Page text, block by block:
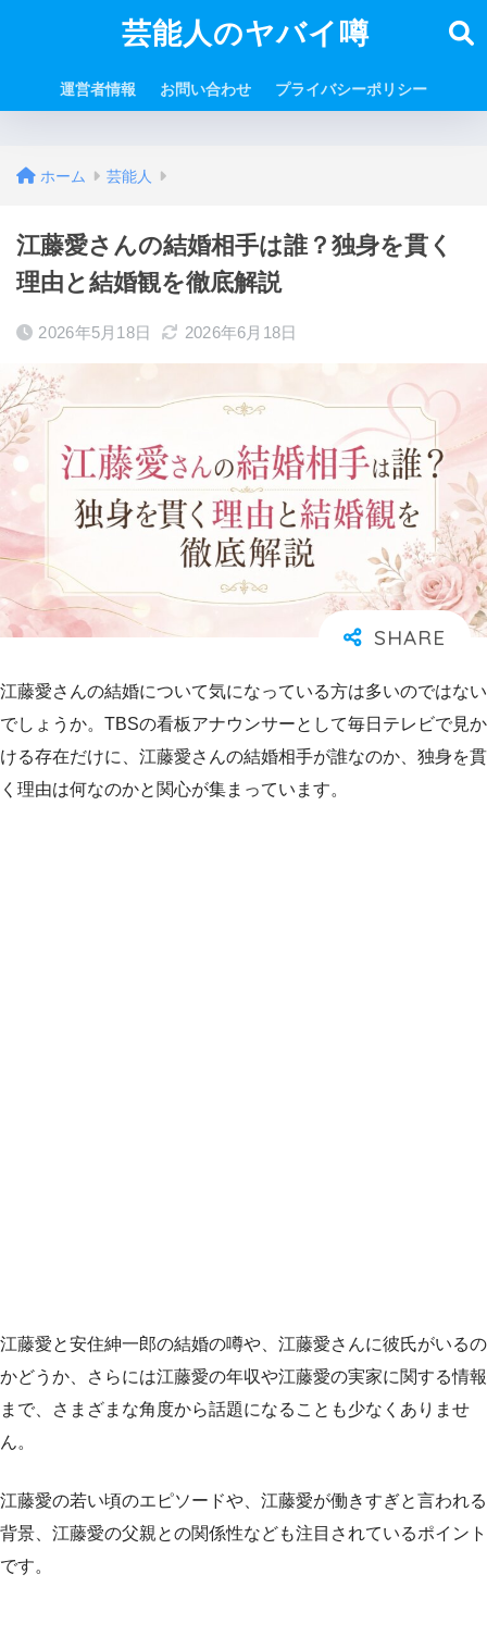
芸能人のヤバイ噂
運営者情報 お問い合わせ プライバシーポリシー
ホーム 芸能人
江藤愛さんの結婚相手は誰？独身を貫く
理由と結婚観を徹底解説
2026年5月18日 2026年6月18日
江藤愛さんの結婚について気になっている方は多いのではない
でしょうか。TBSの看板アナウンサーとして毎日テレビで見か
ける存在だけに、江藤愛さんの結婚相手が誰なのか、独身を貫
く理由は何なのかと関心が集まっています。
江藤愛と安住紳一郎の結婚の噂や、江藤愛さんに彼氏がいるの
かどうか、さらには江藤愛の年収や江藤愛の実家に関する情報
まで、さまざまな角度から話題になることも少なくありませ
ん。
江藤愛の若い頃のエピソードや、江藤愛が働きすぎと言われる
背景、江藤愛の父親との関係性なども注目されているポイント
です。